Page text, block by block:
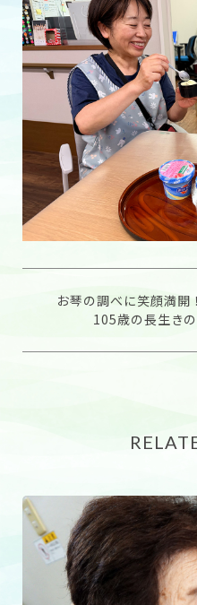
お琴の調べに笑顔満開！
105歳の長生き